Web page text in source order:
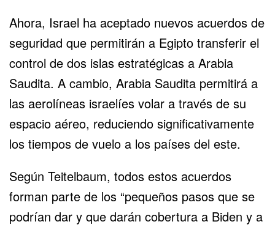
Ahora, Israel ha aceptado nuevos acuerdos de
seguridad que permitirán a Egipto transferir el
control de dos islas estratégicas a Arabia
Saudita. A cambio, Arabia Saudita permitirá a
las aerolíneas israelíes volar a través de su
espacio aéreo, reduciendo significativamente
los tiempos de vuelo a los países del este.
Según Teitelbaum, todos estos acuerdos
forman parte de los “pequeños pasos que se
podrían dar y que darán cobertura a Biden y a